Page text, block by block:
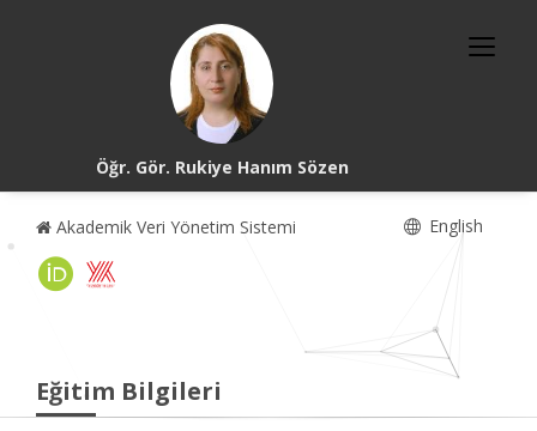
Öğr. Gör. Rukiye Hanım Sözen
Akademik Veri Yönetim Sistemi English
Eğitim Bilgileri